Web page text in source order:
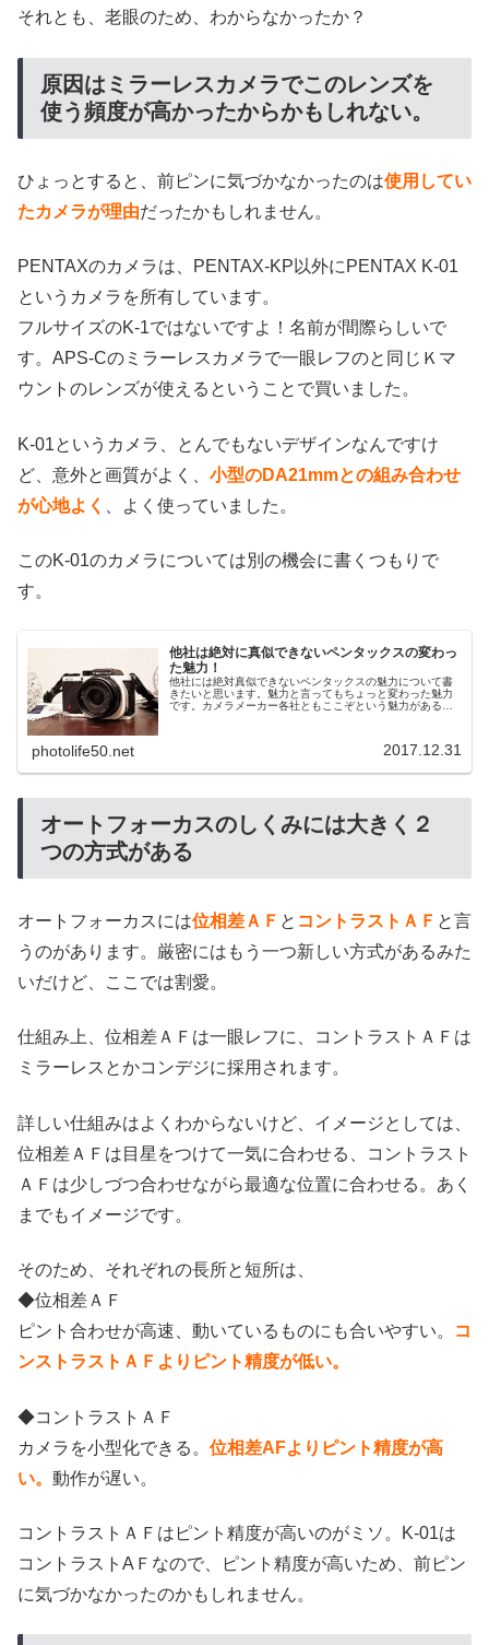
それとも、老眼のため、わからなかったか？
原因はミラーレスカメラでこのレンズを
使う頻度が高かったからかもしれない。
ひょっとすると、前ピンに気づかなかったのは使用してい
たカメラが理由だったかもしれません。
PENTAXのカメラは、PENTAX-KP以外にPENTAX K-01
というカメラを所有しています。
フルサイズのK-1ではないですよ！名前が間際らしいで
す。APS-Cのミラーレスカメラで一眼レフのと同じＫマ
ウントのレンズが使えるということで買いました。
K-01というカメラ、とんでもないデザインなんですけ
ど、意外と画質がよく、 小型のDA21mmとの組み合わせ
が心地よく
、よく使っていました。
このK-01のカメラについては別の機会に書くつもりで
す。
他社は絶対に真似できないペンタックスの変わっ
た魅力！
他社には絶対真似できないペンタックスの魅力について書
きたいと思います。魅力と言ってもちょっと変わった魅力
です。カメラメーカー各社ともここぞという魅力がある数
photolife50.net 2017.12.31
オートフォーカスのしくみには大きく２
つの方式がある
オートフォーカスには位相差ＡＦ と コントラストＡＦ と言
うのがあります。厳密にはもう一つ新しい方式があるみた
いだけど、ここでは割愛。
仕組み上、位相差ＡＦは一眼レフに、コントラストＡＦは
ミラーレスとかコンデジに採用されます。
詳しい仕組みはよくわからないけど、イメージとしては、
位相差ＡＦは目星をつけて一気に合わせる、コントラスト
ＡＦは少しづつ合わせながら最適な位置に合わせる。あく
までもイメージです。
そのため、それぞれの長所と短所は、
◆位相差ＡＦ
ピント合わせが高速、動いているものにも合いやすい。
コ
ンストラストＡＦよりピント精度が低い。
◆コントラストＡＦ
カメラを小型化できる。 位相差AFよりピント精度が高
い。 動作が遅い。
コントラストＡＦはピント精度が高いのがミソ。K-01は
コントラストAＦなので、ピント精度が高いため、前ピン
に気づかなかったのかもしれません。